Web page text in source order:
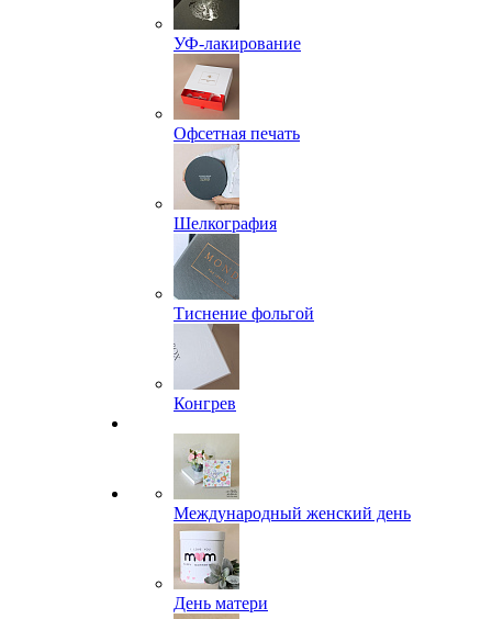
УФ-лакирование
Офсетная печать
Шелкография
Тиснение фольгой
Конгрев
Международный женский день
День матери